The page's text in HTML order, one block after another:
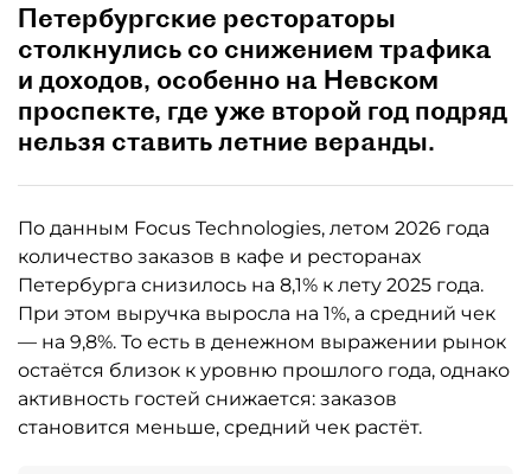
Петербургские рестораторы
столкнулись со снижением трафика
и доходов, особенно на Невском
проспекте, где уже второй год подряд
нельзя ставить летние веранды.
По данным Focus Technologies, летом 2026 года
количество заказов в кафе и ресторанах
Петербурга снизилось на 8,1% к лету 2025 года.
При этом выручка выросла на 1%, а средний чек
— на 9,8%. То есть в денежном выражении рынок
остаётся близок к уровню прошлого года, однако
активность гостей снижается: заказов
становится меньше, средний чек растёт.